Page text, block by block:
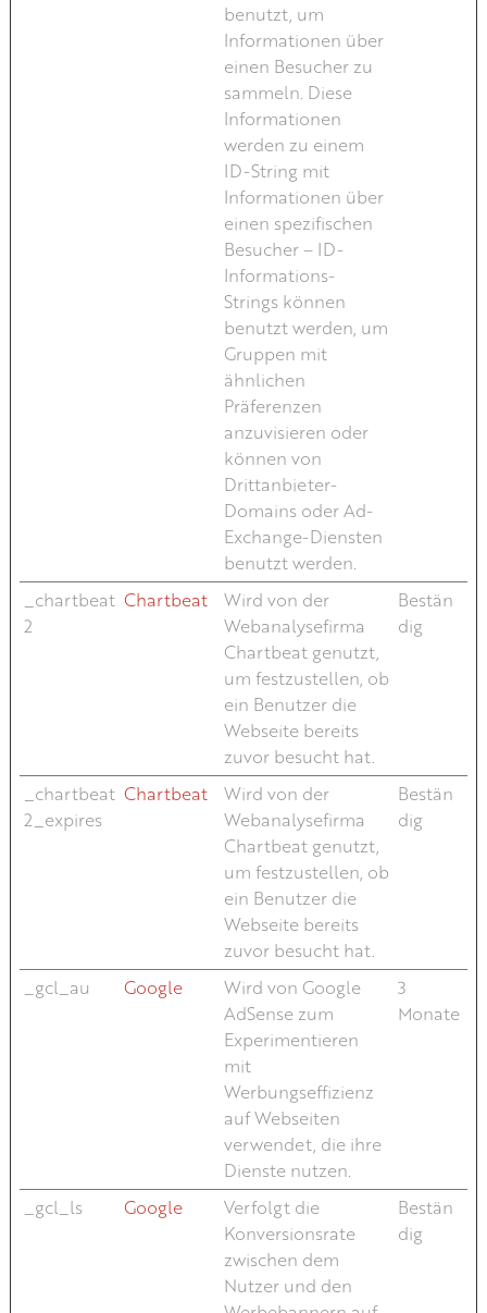
benutzt, um
Informationen über
einen Besucher zu
sammeln. Diese
Informationen
werden zu einem
ID-String mit
Informationen über
einen spezifischen
Besucher – ID-
Informations-
Strings können
benutzt werden, um
Gruppen mit
ähnlichen
Präferenzen
anzuvisieren oder
können von
Drittanbieter-
Domains oder Ad-
Exchange-Diensten
benutzt werden.
_chartbeat
2
Chartbeat
Wird von der
Webanalysefirma
Chartbeat genutzt,
um festzustellen, ob
ein Benutzer die
Webseite bereits
zuvor besucht hat.
Bestän
dig
_chartbeat
2_expires
Chartbeat
Wird von der
Webanalysefirma
Chartbeat genutzt,
um festzustellen, ob
ein Benutzer die
Webseite bereits
zuvor besucht hat.
Bestän
dig
_gcl_au Google
Wird von Google
AdSense zum
Experimentieren
mit
Werbungseffizienz
auf Webseiten
verwendet, die ihre
Dienste nutzen.
3
Monate
_gcl_ls Google
Verfolgt die
Konversionsrate
zwischen dem
Nutzer und den
Bestän
dig